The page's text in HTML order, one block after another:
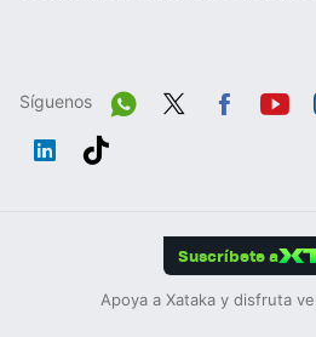
Síguenos
Wh
Suscríbete a
Apoya a Xataka y disfruta